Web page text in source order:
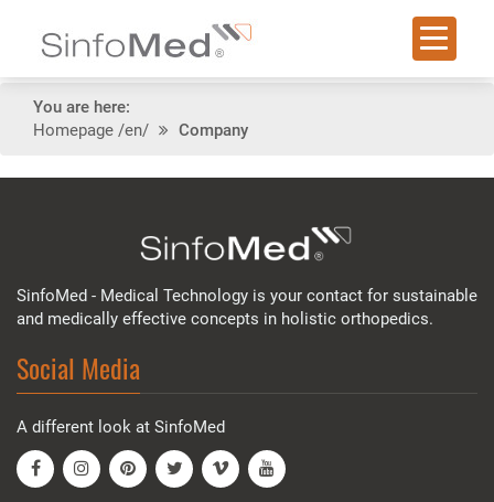
You are here:
Homepage /en/ Company
SinfoMed - Medical Technology is your contact for sustainable
and medically effective concepts in holistic orthopedics.
Social Media
A different look at SinfoMed